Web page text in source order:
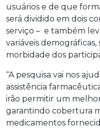
usuários e de que
será dividido em dois
serviço – e também
variáveis demográficas,
morbidade dos
“A pesquisa vai nos
assistência
irão permitir um
garantindo cobertura
medicamentos